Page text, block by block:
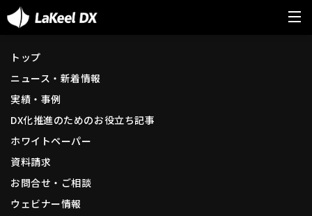
トップ
ニュース・新着情報
実績・事例
DX化推進のためのお役立ち記事
ホワイトペーパー
資料請求
お問合せ・ご相談
ウェビナー情報